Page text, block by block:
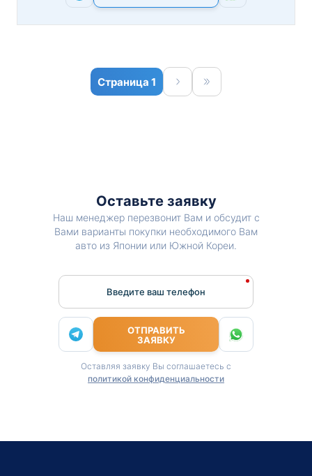
1
Оставьте заявку
Наш менеджер перезвонит Вам и обсудит с
Вами варианты покупки необходимого Вам
авто из Японии или Южной Кореи.
Введите ваш телефон
ОТПРАВИТЬ
ЗАЯВКУ
Оставляя заявку Вы соглашаетесь с
политикой конфиденциальности